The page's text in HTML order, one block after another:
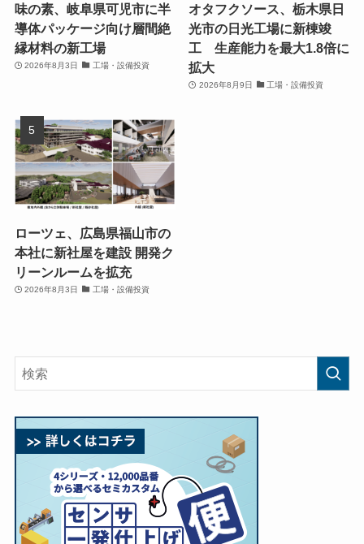
味の素、岐阜県可児市に半
導体パッケージ向け層間絶
縁材料の新工場
2026年8月3日 工場・設備投資
オタフクソース、栃木県日
光市の日光工場に新棟竣
工 生産能力を最大1.8倍に
拡大
2026年8月9日 工場・設備投資
ローツェ、広島県福山市の
本社に新社屋を建設 開発ク
リーンルームを拡充
2026年8月3日 工場・設備投資